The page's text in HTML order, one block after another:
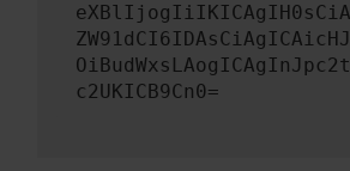
c2UKICB9Cn0=